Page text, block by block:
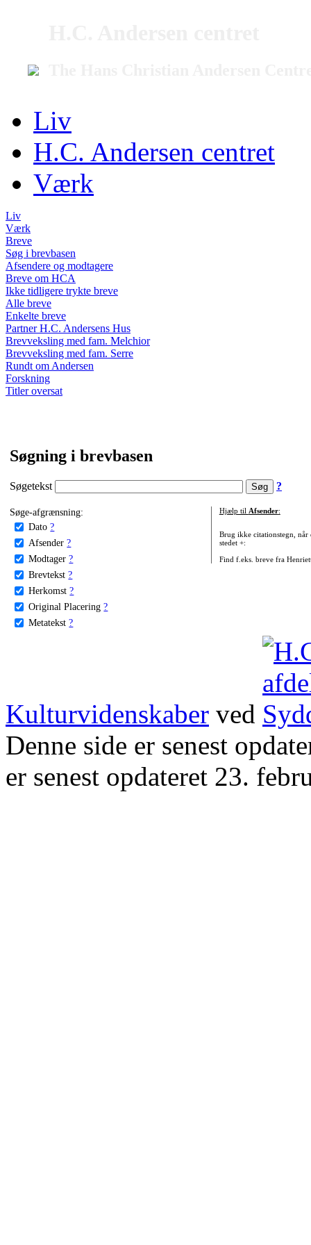
Liv
H.C. Andersen centret
Værk
Liv
Værk
Breve
Søg i brevbasen
Afsendere og modtagere
Breve om HCA
Ikke tidligere trykte breve
Alle breve
Enkelte breve
Partner H.C. Andersens Hus
Brevveksling med fam. Melchior
Brevveksling med fam. Serre
Rundt om Andersen
Forskning
Titler oversat
Søgning i brevbasen
Søgetekst ?
Søge-afgrænsning:
Dato ?
Afsender ?
Modtager ?
Brevtekst ?
Herkomst ?
Original Placering ?
Metatekst ?
Hjælp til Afsender:
Brug ikke citationstegn, når
stedet +:
Find f.eks. breve fra
Kulturvidenskaber ved
Denne side er senest
er senest opdateret 23.